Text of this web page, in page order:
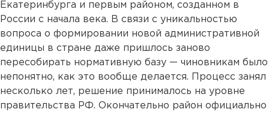
Екатеринбурга и первым районом, созданном в
России с начала века. В связи с уникальностью
вопроса о формировании новой административной
единицы в стране даже пришлось заново
пересобирать нормативную базу — чиновникам было
непонятно, как это вообще делается. Процесс занял
несколько лет, решение принималось на уровне
правительства РФ. Окончательно район официально